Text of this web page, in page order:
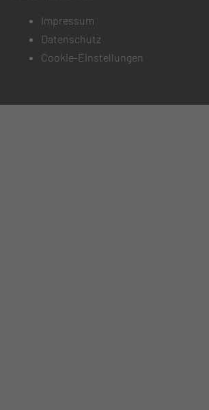
Impressum
Datenschutz
Cookie-Einstellungen